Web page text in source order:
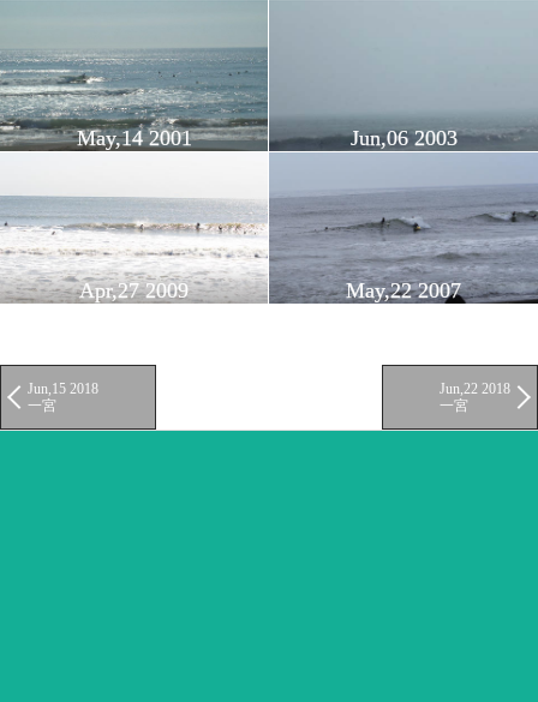
May,14 2001 Jun,06 2003
Apr,27 2009 May,22 2007
Jun,15 2018
一宮
Jun,22 2018
一宮